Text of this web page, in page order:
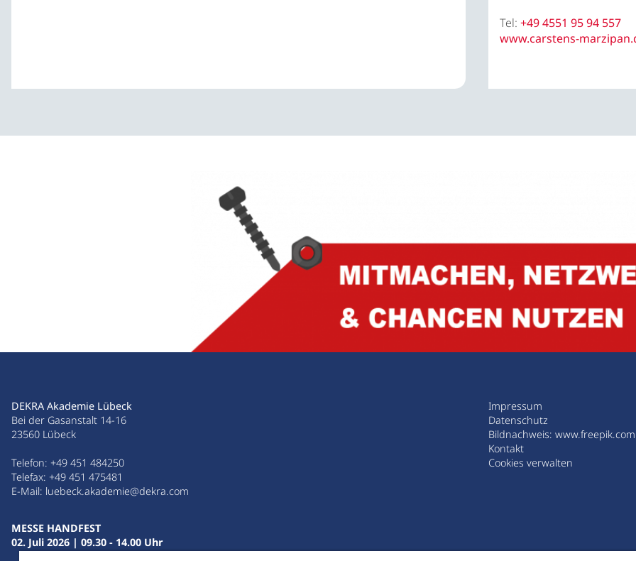
Tel: +49 4551 95 94 557
www.carstens-
DEKRA Akademie Lübeck
Bei der Gasanstalt 14-16
23560 Lübeck
Telefon: +49 451 484250
Telefax: +49 451 475481
E-Mail: luebeck.akademie@dekra.com
Impressum
Datenschutz
Bildnachweis: www.freepik.com
Kontakt
Cookies verwalten
MESSE HANDFEST
02. Juli 2026 | 09.30 - 14.00 Uhr